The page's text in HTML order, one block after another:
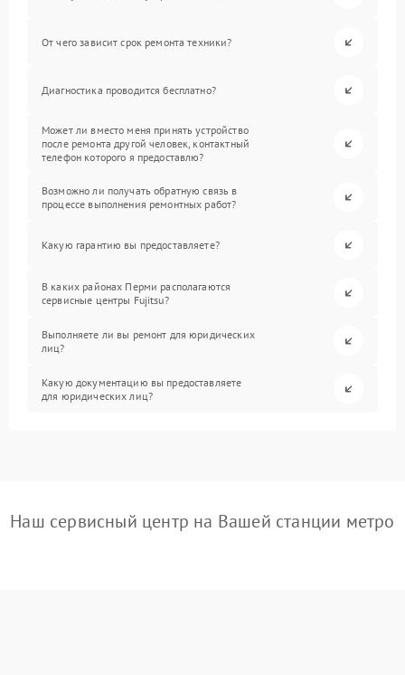
От чего зависит срок ремонта техники?
Диагностика проводится бесплатно?
Может ли вместо меня принять устройство
после ремонта другой человек, контактный
телефон которого я предоставлю?
Возможно ли получать обратную связь в
процессе выполнения ремонтных работ?
Какую гарантию вы предоставляете?
В каких районах Перми располагаются
сервисные центры Fujitsu?
Выполняете ли вы ремонт для юридических
лиц?
Какую документацию вы предоставляете
для юридических лиц?
Наш сервисный центр на Вашей станции метро